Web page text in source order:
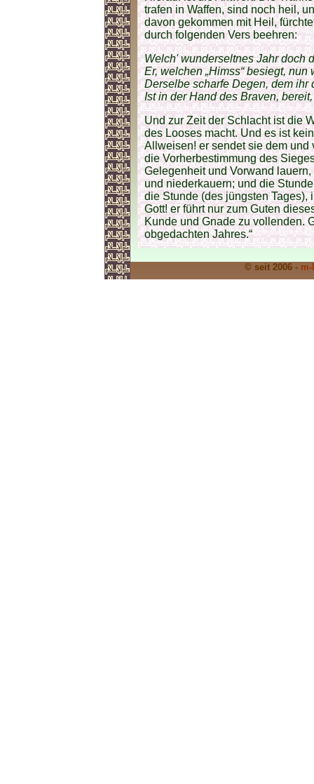
Welch' wunderseltnes Jahr doch
Er, welchen „Himss“ besiegt, nun
Derselbe scharfe Degen, dem ihr
Ist in der Hand des Braven,
Und zur Zeit der Schlacht ist die
des Looses macht. Und es ist
Allweisen! er sendet sie dem und
die Vorherbestimmung des
Gelegenheit und Vorwand
und niederkauern; und die
die Stunde (des jüngsten
Gott! er führt nur zum Guten
Kunde und Gnade zu vollenden.
obgedachten Jahres.“
© seit 2006 -